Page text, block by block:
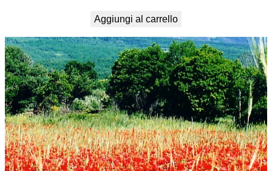
Aggiungi al carrello